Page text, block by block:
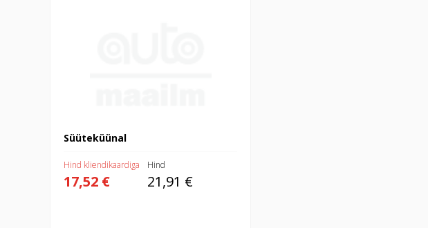
Süüteküünal
Hind kliendikaardiga
17,52 €
Hind
21,91 €